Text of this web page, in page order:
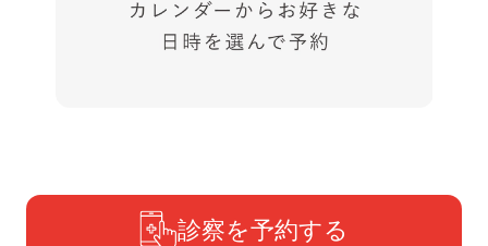
診察を予約する